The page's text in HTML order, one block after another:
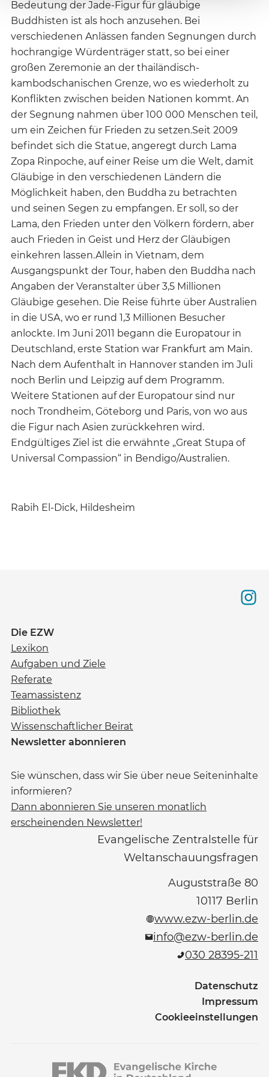
Bedeutung der Jade-Figur für gläubige
Buddhisten ist als hoch anzusehen. Bei
verschiedenen Anlässen fanden Segnungen durch
hochrangige Würdenträger statt, so bei einer
großen Zeremonie an der thailändisch-
kambodschanischen Grenze, wo es wiederholt zu
Konflikten zwischen beiden Nationen kommt. An
der Segnung nahmen über 100 000 Menschen teil,
um ein Zeichen für Frieden zu setzen.Seit 2009
befindet sich die Statue, angeregt durch Lama
Zopa Rinpoche, auf einer Reise um die Welt, damit
Gläubige in den verschiedenen Ländern die
Möglichkeit haben, den Buddha zu betrachten
und seinen Segen zu empfangen. Er soll, so der
Lama, den Frieden unter den Völkern fördern, aber
auch Frieden in Geist und Herz der Gläubigen
einkehren lassen.Allein in Vietnam, dem
Ausgangspunkt der Tour, haben den Buddha nach
Angaben der Veranstalter über 3,5 Millionen
Gläubige gesehen. Die Reise führte über Australien
in die USA, wo er rund 1,3 Millionen Besucher
anlockte. Im Juni 2011 begann die Europatour in
Deutschland, erste Station war Frankfurt am Main.
Nach dem Aufenthalt in Hannover standen im Juli
noch Berlin und Leipzig auf dem Programm.
Weitere Stationen auf der Europatour sind nur
noch Trondheim, Göteborg und Paris, von wo aus
die Figur nach Asien zurückkehren wird.
Endgültiges Ziel ist die erwähnte „Great Stupa of
Universal Compassion“ in Bendigo/Australien.
Rabih El-Dick, Hildesheim
Die EZW
Lexikon
Aufgaben und Ziele
Referate
Teamassistenz
Bibliothek
Wissenschaftlicher Beirat
Newsletter abonnieren
Sie wünschen, dass wir Sie über neue Seiteninhalte
informieren?
Dann abonnieren Sie unseren monatlich
erscheinenden Newsletter!
Evangelische Zentralstelle für
Weltanschauungsfragen
Auguststraße 80
10117 Berlin
www.ezw-berlin.de
info@ezw-berlin.de
030 28395-211
Datenschutz
Impressum
Cookieeinstellungen